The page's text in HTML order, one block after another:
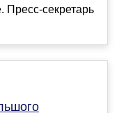
секретарь